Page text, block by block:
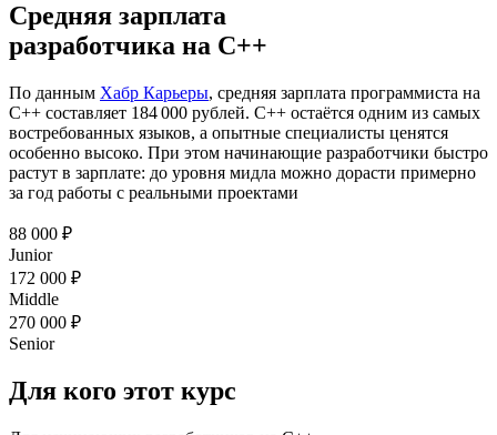
Средняя зарплата
разработчика на C++
По данным Хабр Карьеры, средняя зарплата программиста на
C++ составляет 184 000 рублей. C++ остаётся одним из самых
востребованных языков, а опытные специалисты ценятся
особенно высоко. При этом начинающие разработчики быстро
растут в зарплате: до уровня мидла можно дорасти примерно
за год работы с реальными проектами
88 000 ₽
Junior
172 000 ₽
Middle
270 000 ₽
Senior
Для кого этот курс